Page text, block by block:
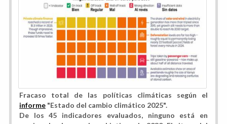
Fracaso total de las políticas climáticas según el
informe "Estado del cambio climático 2025".
De los 45 indicadores evaluados, ninguno está en